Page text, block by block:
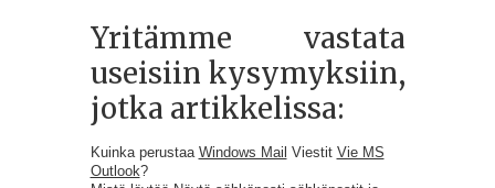
Yritämme vastata
useisiin kysymyksiin,
jotka artikkelissa:
Kuinka perustaa Windows Mail Viestit Vie MS
Outlook?